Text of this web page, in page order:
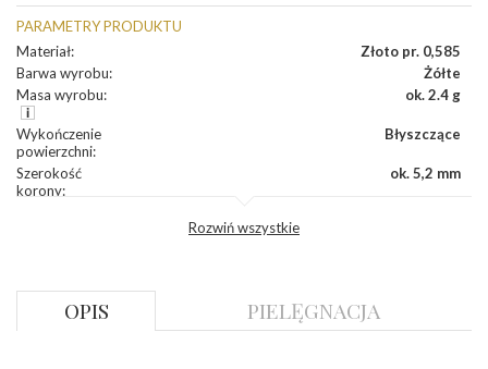
PARAMETRY PRODUKTU
Materiał:
Złoto pr. 0,585
Barwa wyrobu:
Żółte
Masa wyrobu: ok. 2.4 g
Wykończenie
powierzchni:
Błyszczące
Szerokość
korony:
ok. 5,2 mm
Szerokość szyny
Rozwiń wszystkie
OPIS PIELĘGNACJA